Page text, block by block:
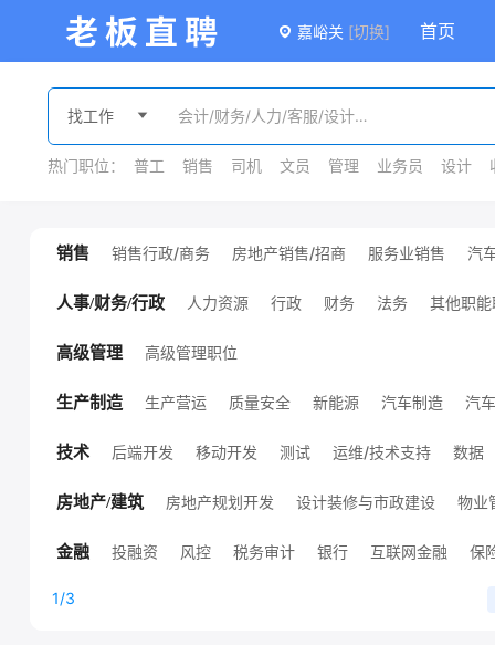
嘉峪关 [切换] 首页
热门职位： 普工 销售 司机 文员 管理 业务员 设计
销售 销售行政/商务 房地产销售/招商 服务业销售
汽
医疗销售
销售管理 其他销售职位
人事/财务/行政 人力资源 行政 财务 法务 其他职
高级管理 高级管理职位
生产制造 生产营运 质量安全 新能源 汽车制造
汽
其他生产制造职位
环保 能源/地质
技术 后端开发 移动开发 测试 运维/技术支持
数据
高端技术职位
人工智能 销售技术支持 其他技术职位
房地产/建筑 房地产规划开发 设计装修与市政建设
物业
金融 投融资 风控 税务审计 银行 互联网金融
保
1/3